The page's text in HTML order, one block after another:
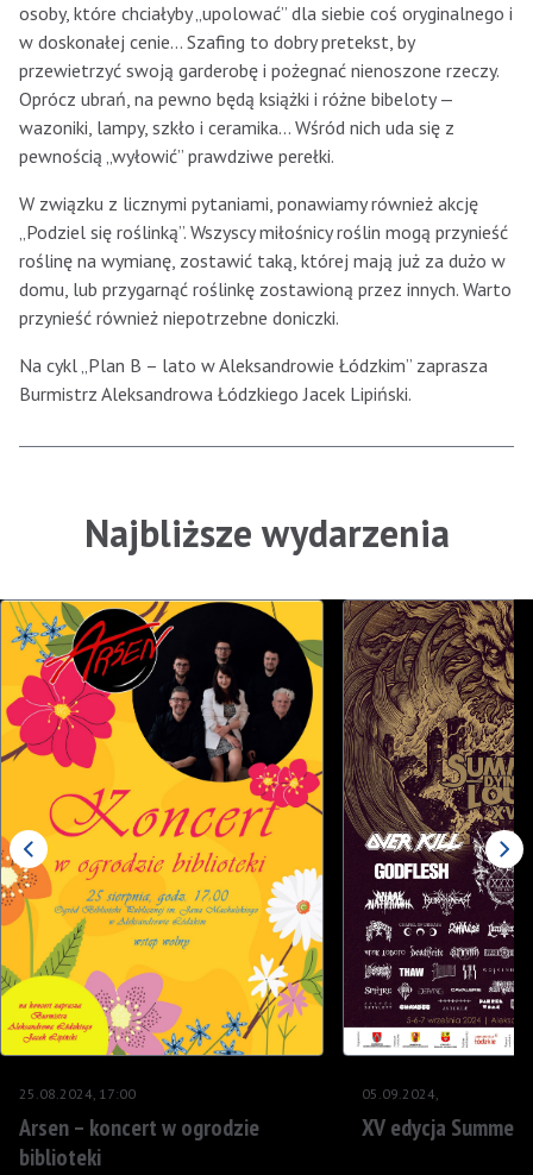
osoby, które chciałyby „upolować” dla siebie coś oryginalnego i
w doskonałej cenie… Szafing to dobry pretekst, by
przewietrzyć swoją garderobę i pożegnać nienoszone rzeczy.
Oprócz ubrań, na pewno będą książki i różne bibeloty —
wazoniki, lampy, szkło i ceramika… Wśród nich uda się z
pewnością „wyłowić” prawdziwe perełki.
W związku z licznymi pytaniami, ponawiamy również akcję
„Podziel się roślinką”. Wszyscy miłośnicy roślin mogą przynieść
roślinę na wymianę, zostawić taką, której mają już za dużo w
domu, lub przygarnąć roślinkę zostawioną przez innych. Warto
przynieść również niepotrzebne doniczki.
Na cykl „Plan B – lato w Aleksandrowie Łódzkim” zaprasza
Burmistrz Aleksandrowa Łódzkiego Jacek Lipiński.
Najbliższe wydarzenia
25.08.2024, 17:00
Arsen – koncert w ogrodzie
biblioteki
05.09.2024,
XV edycja Summer